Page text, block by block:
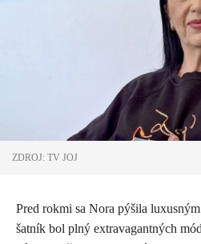
ZDROJ: TV JOJ
Pred rokmi sa Nora pýšila
šatník bol plný extravagantných